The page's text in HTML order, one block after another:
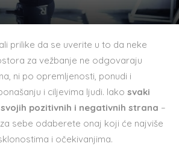
prilike da se uverite u to da neke
za vežbanje ne odgovaraju
ni po opremljenosti, ponudi i
i ciljevima ljudi. Iako svaki
pozitivnih i negativnih strana –
sebe odaberete onaj koji će najviše
i očekivanjima.